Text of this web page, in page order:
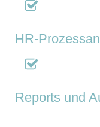
HR-
Reports und